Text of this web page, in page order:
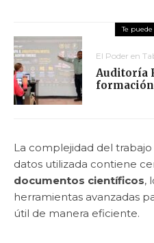
El Poder en
Auditoría
formación
La complejidad del
datos utilizada contiene
documentos científicos,
herramientas avanzadas
útil de manera eficiente.